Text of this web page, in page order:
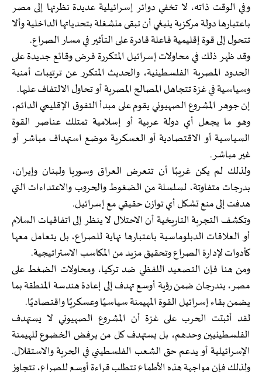
وفي الوقت ذاته، لا تخفي دوائر إسرائيلية عديدة نظرتها إلى مصر
باعتبارها دولة مركزية ينبغي أن تبقى منشغلة بتحدياتها الداخلية وألا
تتحول إلى قوة إقليمية فاعلة قادرة على التأثير في مسار الصراع.
وقد ظهر ذلك في محاولات إسرائيل المتكررة فرض وقائع جديدة على
الحدود المصرية الفلسطينية، والحديث المتكرر عن ترتيبات أمنية
وسياسية في غزة تتجاهل المصالح المصرية أو تحاول الالتفاف عليها.
إن جوهر المشروع الصهيوني يقوم على مبدأ التفوق الإقليمي الدائم،
وهو ما يجعل أي دولة عربية أو إسلامية تمتلك عناصر القوة
السياسية أو الاقتصادية أو العسكرية موضع استهداف مباشر أو
غير مباشر.
ولذلك لم يكن غريبًا أن تتعرض العراق وسوريا ولبنان وإيران،
بدرجات متفاوتة، لسلسلة من الضغوط والحروب والاعتداءات التي
هدفت إلى منع تشكل أي توازن حقيقي مع إسرائيل.
وتكشف التجربة التاريخية أن الاحتلال لا ينظر إلى اتفاقيات السلام
أو العلاقات الدبلوماسية باعتبارها نهاية للصراع، بل يتعامل معها
كأدوات لإدارة الصراع وتحقيق مزيد من المكاسب الاستراتيجية.
ومن هنا فإن التصعيد اللفظي ضد تركيا، ومحاولات الضغط على
مصر، يندرجان ضمن رؤية أوسع تهدف إلى إعادة هندسة المنطقة بما
يضمن بقاء إسرائيل القوة المهيمنة سياسيًا وعسكريًا واقتصاديًا.
لقد أثبتت الحرب على غزة أن المشروع الصهيوني لا يستهدف
الفلسطينيين وحدهم، بل يستهدف كل من يرفض الخضوع للهيمنة
الإسرائيلية أو يدعم حق الشعب الفلسطيني في الحرية والاستقلال.
ولذلك فإن مواجهة هذه الأطماع تتطلب قراءة أوسع للصراع، تتجاوز